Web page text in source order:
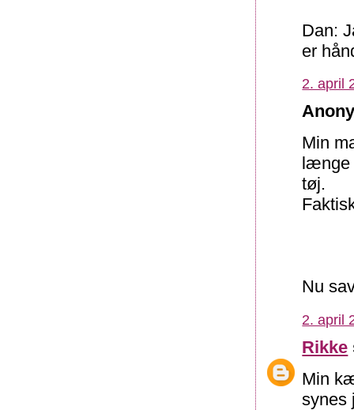
Dan:
er
2. april
Min
længe
tøj.
Nu
2. april
Rikke
Min
synes